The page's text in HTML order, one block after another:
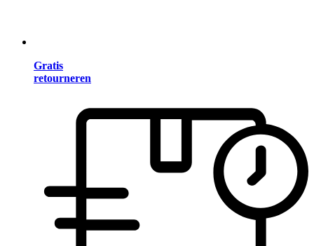
Gratis
retourneren